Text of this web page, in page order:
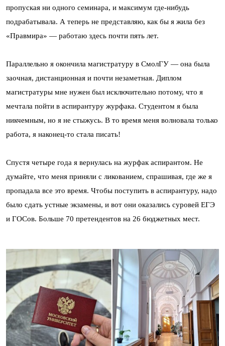
пропуская ни одного семинара, и максимум где-нибудь
подрабатывала. А теперь не представляю, как бы я жила без
«Правмира» — работаю здесь почти пять лет.
Параллельно я окончила магистратуру в СмолГУ — она была
заочная, дистанционная и почти незаметная. Диплом
магистратуры мне нужен был исключительно потому, что я
мечтала пойти в аспирантуру журфака. Студентом я была
никчемным, но я не стыжусь. В то время меня волновала только
работа, я наконец-то стала писать!
Спустя четыре года я вернулась на журфак аспирантом. Не
думайте, что меня приняли с ликованием, спрашивая, где же я
пропадала все это время. Чтобы поступить в аспирантуру, надо
было сдать устные экзамены, и вот они оказались суровей ЕГЭ
и ГОСов. Больше 70 претендентов на 26 бюджетных мест.